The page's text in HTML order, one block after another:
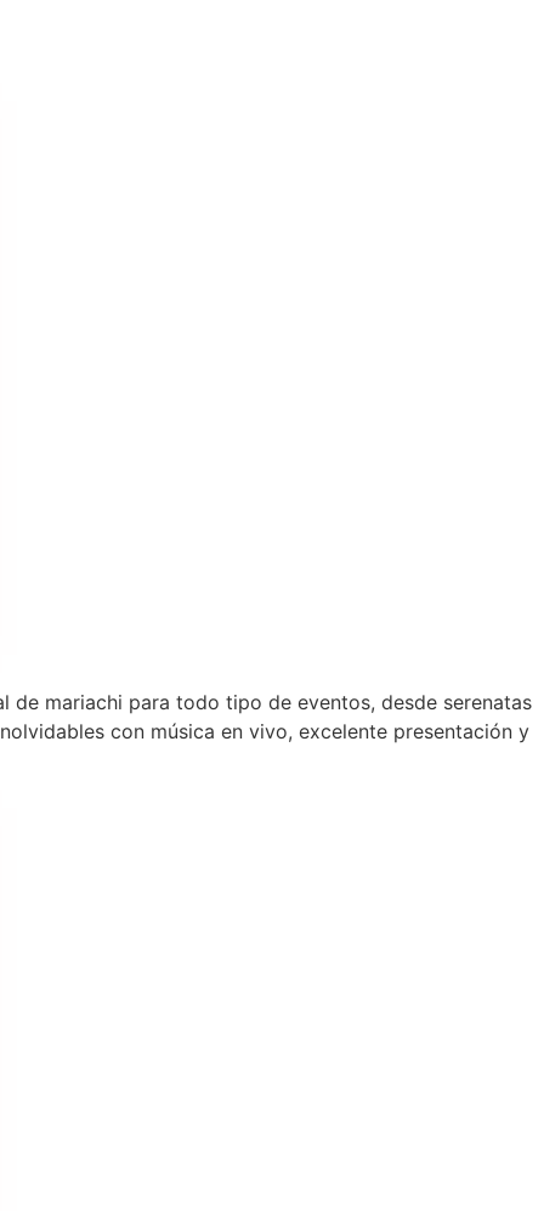
de mariachi para todo tipo de eventos, desde serenatas
con música en vivo, excelente presentación y